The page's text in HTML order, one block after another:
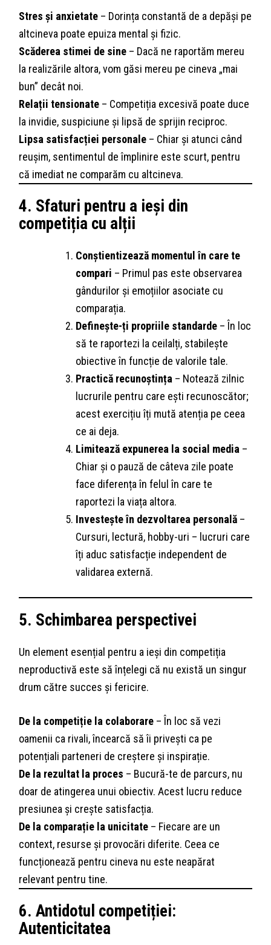
Stres și anxietate – Dorința constantă de a depăși pe
altcineva poate epuiza mental și fizic.
Scăderea stimei de sine – Dacă ne raportăm mereu
la realizările altora, vom găsi mereu pe cineva „mai
bun” decât noi.
Relații tensionate – Competiția excesivă poate duce
la invidie, suspiciune și lipsă de sprijin reciproc.
Lipsa satisfacției personale – Chiar și atunci când
reușim, sentimentul de împlinire este scurt, pentru
că imediat ne comparăm cu altcineva.
4. Sfaturi pentru a ieși din
competiția cu alții
Conștientizează momentul în care te
compari – Primul pas este observarea
gândurilor și emoțiilor asociate cu
comparația.
Definește-ți propriile standarde – În loc
să te raportezi la ceilalți, stabilește
obiective în funcție de valorile tale.
Practică recunoștința – Notează zilnic
lucrurile pentru care ești recunoscător;
acest exercițiu îți mută atenția pe ceea
ce ai deja.
Limitează expunerea la social media –
Chiar și o pauză de câteva zile poate
face diferența în felul în care te
raportezi la viața altora.
Investește în dezvoltarea personală –
Cursuri, lectură, hobby-uri – lucruri care
îți aduc satisfacție independent de
validarea externă.
5. Schimbarea perspectivei
Un element esențial pentru a ieși din competiția
neproductivă este să înțelegi că nu există un singur
drum către succes și fericire.
De la competiție la colaborare – În loc să vezi
oamenii ca rivali, încearcă să îi privești ca pe
potențiali parteneri de creștere și inspirație.
De la rezultat la proces – Bucură-te de parcurs, nu
doar de atingerea unui obiectiv. Acest lucru reduce
presiunea și crește satisfacția.
De la comparație la unicitate – Fiecare are un
context, resurse și provocări diferite. Ceea ce
funcționează pentru cineva nu este neapărat
relevant pentru tine.
6. Antidotul competiției:
Autenticitatea